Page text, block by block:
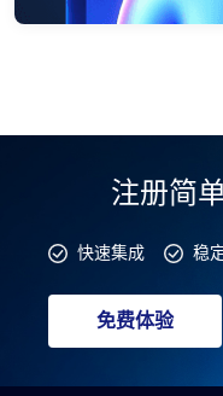
注册简
快速集成 稳
免费体验